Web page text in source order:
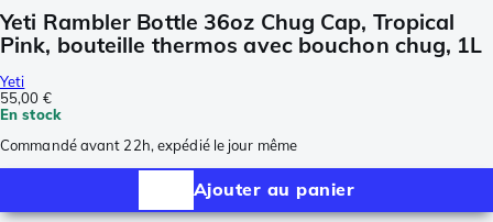
Yeti Rambler Bottle 36oz Chug Cap, Tropical
Pink, bouteille thermos avec bouchon chug, 1L
Yeti
55,00 €
En stock
Commandé avant 22h, expédié le jour même
Ajouter au panier